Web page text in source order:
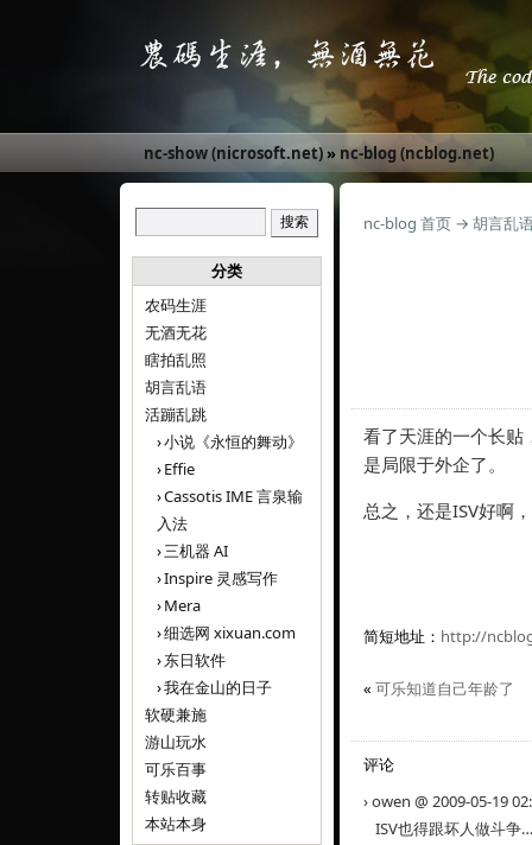
nc-show (nicrosoft.net)» nc-blog (ncblog.net)
分类
农码生涯
无酒无花
瞎拍乱照
胡言乱语
活蹦乱跳
小说《永恒的舞动》
Effie
Cassotis IME 言泉输
入法
三机器 AI
Inspire 灵感写作
Mera
细选网 xixuan.com
东日软件
我在金山的日子
软硬兼施
游山玩水
可乐百事
转贴收藏
本站本身
nc-blog 首页 → 胡言乱
看了天涯的一个长贴
是局限于外企了。
总之，还是ISV好啊
简短地址： http://
« 可乐知道自己年龄了
评论
› owen @ 2009-05-19
ISV也得跟坏人做斗争